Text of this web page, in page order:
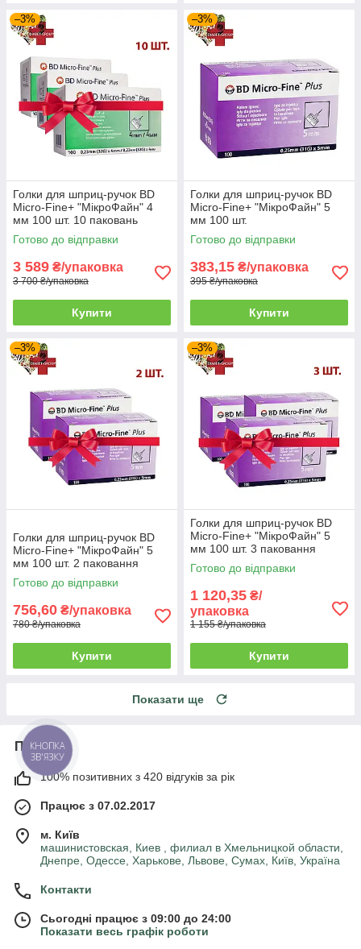
–3%
Голки для шприц-ручок BD
Micro-Fine+ "МікроФайн" 4
мм 100 шт. 10 паковань
Готово до відправки
3 589 ₴/упаковка
3 700 ₴/упаковка
Купити
–3%
Голки для шприц-ручок BD
Micro-Fine+ "МікроФайн" 5
мм 100 шт.
Готово до відправки
383,15 ₴/упаковка
395 ₴/упаковка
Купити
–3%
Голки для шприц-ручок BD
Micro-Fine+ "МікроФайн" 5
мм 100 шт. 2 паковання
Готово до відправки
756,60 ₴/упаковка
780 ₴/упаковка
Купити
–3%
Голки для шприц-ручок BD
Micro-Fine+ "МікроФайн" 5
мм 100 шт. 3 паковання
Готово до відправки
1 120,35 ₴/
упаковка
1 155 ₴/упаковка
Купити
Показати ще
Про нас
100% позитивних з 420 відгуків за рік
Працює з 07.02.2017
м. Київ
машинистовская, Киев , филиал в Хмельницкой области,
Днепре, Одессе, Харькове, Львове, Сумах, Київ, Україна
Контакти
Сьогодні працює з 09:00 до 24:00
Показати весь графік роботи
КНОПКА
ЗВ'ЯЗКУ